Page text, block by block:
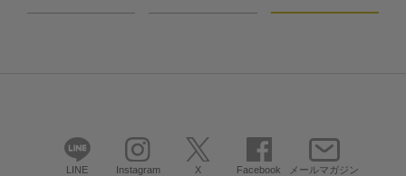
LINE Instagram X Facebook メールマガジン